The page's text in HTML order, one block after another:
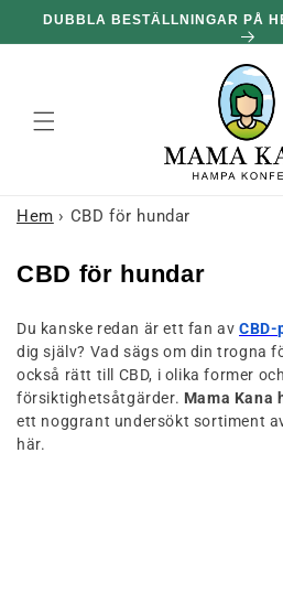
och gå
DUBBLA BESTÄLLNINGAR PÅ
Hem › CBD för hundar
S
m
l
i
n
g
CBD för hundar
Du kanske redan är ett fan av
dig själv? Vad sägs om din trogna
också rätt till CBD, i olika former
försiktighetsåtgärder. Mama Kana
ett noggrant undersökt sortiment
här.